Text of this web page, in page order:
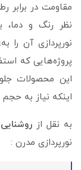
مقاومت در برابر
نظر رنگ و دما،
نورپردازی آن را
پروژه‌هایی که
این محصولات
اینکه نیاز به
به نقل از
نورپردازی مدرن :